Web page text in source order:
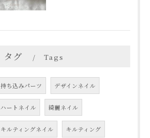
タグ Tags
持ち込みパーツ デザインネイル
ハートネイル 綺麗ネイル
キルティングネイル キルティング